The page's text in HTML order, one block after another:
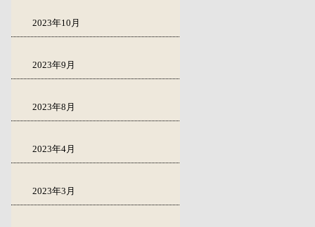
2023年10月
2023年9月
2023年8月
2023年4月
2023年3月